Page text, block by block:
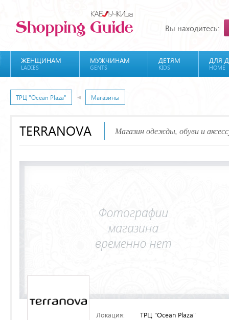
Вы находитесь:
ЖЕНЩИНАМ
LADIES
МУЖЧИНАМ
GENTS
ДЕТЯМ
KIDS
ДЛЯ
HOME
ТРЦ "Ocean Plaza" Магазины
TERRANOVA Магазин одежды, обуви и
Локация:
ТРЦ "Ocean Plaza"